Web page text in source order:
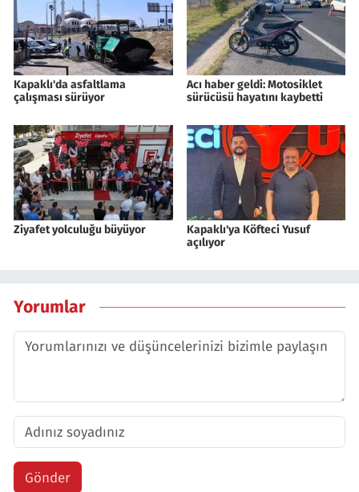
Kapaklı'da asfaltlama
çalışması sürüyor
Acı haber geldi: Motosiklet
sürücüsü hayatını kaybetti
Ziyafet yolculuğu büyüyor
Kapaklı'ya Köfteci Yusuf
açılıyor
Yorumlar
Gönder